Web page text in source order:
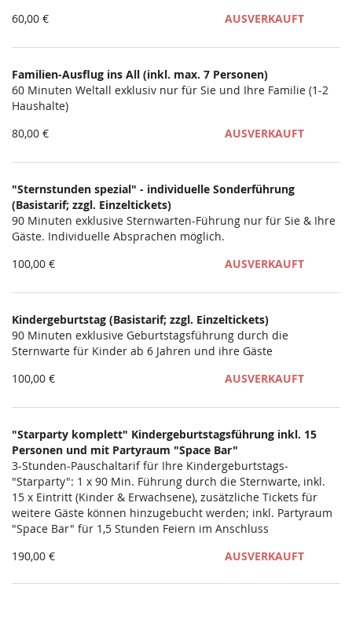
60,00 €
AUSVERKAUFT
Familien-Ausflug ins All (inkl. max. 7 Personen)
60 Minuten Weltall exklusiv nur für Sie und Ihre Familie (1-2
Haushalte)
80,00 €
AUSVERKAUFT
"Sternstunden spezial" - individuelle Sonderführung
(Basistarif; zzgl. Einzeltickets)
90 Minuten exklusive Sternwarten-Führung nur für Sie & Ihre
Gäste. Individuelle Absprachen möglich.
100,00 €
AUSVERKAUFT
Kindergeburtstag (Basistarif; zzgl. Einzeltickets)
90 Minuten exklusive Geburtstagsführung durch die
Sternwarte für Kinder ab 6 Jahren und ihre Gäste
100,00 €
AUSVERKAUFT
"Starparty komplett" Kindergeburtstagsführung inkl. 15
Personen und mit Partyraum "Space Bar"
3-Stunden-Pauschaltarif für Ihre Kindergeburtstags-
"Starparty": 1 x 90 Min. Führung durch die Sternwarte, inkl.
15 x Eintritt (Kinder & Erwachsene), zusätzliche Tickets für
weitere Gäste können hinzugebucht werden; inkl. Partyraum
"Space Bar" für 1,5 Stunden Feiern im Anschluss
190,00 €
AUSVERKAUFT